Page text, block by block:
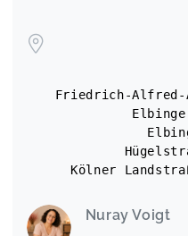
BabyBoogie - 7 bis 36
Dienstags, geb. Okt./Nov./
Meine Tochter und
BabyBoogie 7 bis 36
Friedrich-Alfred-
Kölner
Nuray Voigt